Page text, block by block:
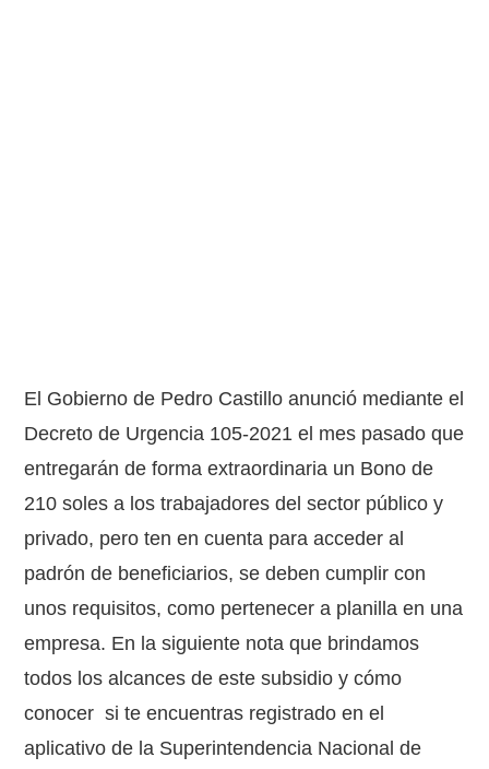
El Gobierno de Pedro Castillo anunció mediante el
Decreto de Urgencia 105-2021 el mes pasado que
entregarán de forma extraordinaria un Bono de
210 soles a los trabajadores del sector público y
privado, pero ten en cuenta para acceder al
padrón de beneficiarios, se deben cumplir con
unos requisitos, como pertenecer a planilla en una
empresa. En la siguiente nota que brindamos
todos los alcances de este subsidio y cómo
conocer si te encuentras registrado en el
aplicativo de la Superintendencia Nacional de